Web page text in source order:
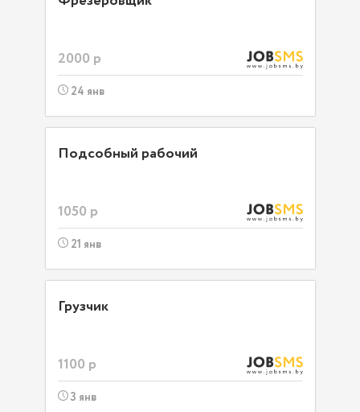
2000 р
24 янв
Подсобный рабочий
1050 р
21 янв
Грузчик
1100 р
3 янв